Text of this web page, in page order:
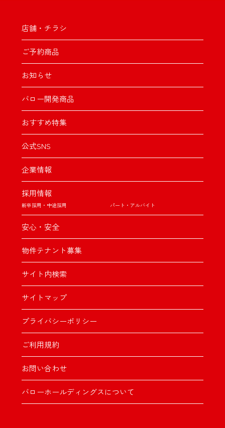
店舗・チラシ
ご予約商品
お知らせ
バロー開発商品
おすすめ特集
公式SNS
企業情報
採用情報
新卒採用・中途採用 パート・アルバイト
安心・安全
物件テナント募集
サイト内検索
サイトマップ
プライバシーポリシー
ご利用規約
お問い合わせ
バローホールディングスについて